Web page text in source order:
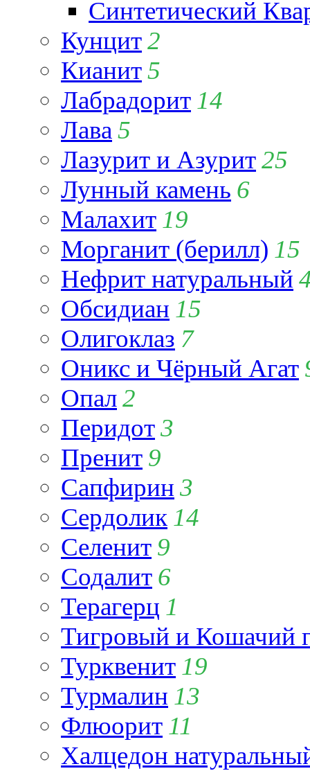
Синтетический
Кунцит2
Кианит5
Лабрадорит 14
Лава 5
Лазурит и Азурит25
Лунный камень 6
Малахит 19
Морганит (берилл) 15
Нефрит натуральный
Обсидиан 15
Олигоклаз 7
Оникс и Чёрный Агат
Опал2
Перидот3
Пренит 9
Сапфирин 3
Сердолик 14
Селенит 9
Содалит 6
Терагерц 1
Тигровый и Кошачий
Турквенит 19
Турмалин 13
Флюорит 11
Халцедон